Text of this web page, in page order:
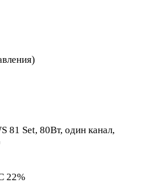
81 Set, 80Вт, один канал,
22%